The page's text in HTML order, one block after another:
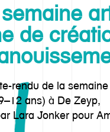
de
rendu de la
ans) à De Zeyp,
Lara Jonker pour